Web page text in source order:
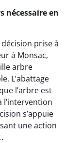
nécessaire en
décision prise à
à Monsac,
arbre
L’abattage
l’arbre est
l’intervention
s’appuie
une action